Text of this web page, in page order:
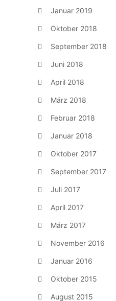
Januar 2019
Oktober 2018
September 2018
Juni 2018
April 2018
März 2018
Februar 2018
Januar 2018
Oktober 2017
September 2017
Juli 2017
April 2017
März 2017
November 2016
Januar 2016
Oktober 2015
August 2015